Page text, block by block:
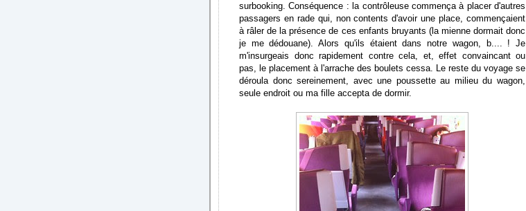
surbooking. Conséquence : la contrôleuse commença à placer d'autres
passagers en rade qui, non contents d'avoir une place, commençaient
à râler de la présence de ces enfants bruyants (la mienne dormait donc
je me dédouane). Alors qu'ils étaient dans notre wagon, b.... ! Je
m'insurgeais donc rapidement contre cela, et, effet convaincant ou
pas, le placement à l'arrache des boulets cessa. Le reste du voyage se
déroula donc sereinement, avec une poussette au milieu du wagon,
seule endroit ou ma fille accepta de dormir.